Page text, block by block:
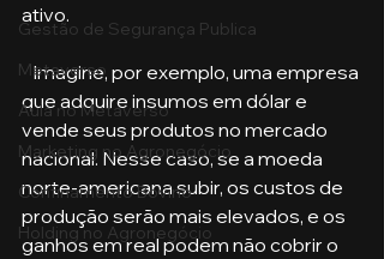
Gestão de Segurança Publica
Metaverso
Aula no Metaverso
Marketing no Agronegócio
Confinamento Bovino
Holding no Agronegócio
ativo.
   Imagine, por exemplo, uma empresa
que adquire insumos em dólar e
vende seus produtos no mercado
nacional. Nesse caso, se a moeda
norte-americana subir, os custos de
produção serão mais elevados, e os
ganhos em real podem não cobrir o